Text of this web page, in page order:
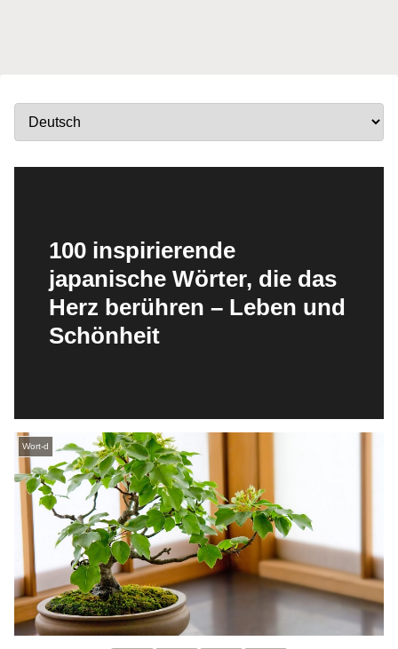
100 inspirierende
japanische Wörter, die das
Herz berühren – Leben und
Schönheit
Wort-d